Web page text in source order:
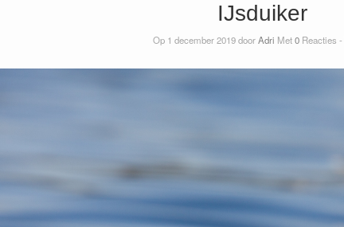
IJsduiker
Op 1 december 2019 doorAdri Met0Reacties -